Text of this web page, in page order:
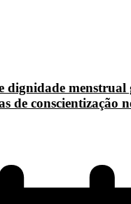
dignidade menstrual
de conscientização